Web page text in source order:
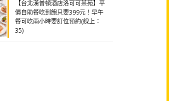
【台北漢普頓酒店洛可可茶苑】平
價自助餐吃到飽只要399元！早午
餐可吃兩小時要訂位預約(線上：
35)